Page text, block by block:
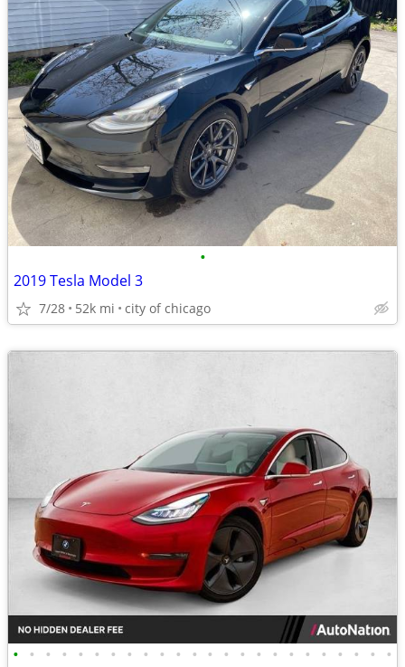
•
2019 Tesla Model 3
7/28 52k mi city of chicago
• • • • • • • • • • • • • • • • • • • • • • • •